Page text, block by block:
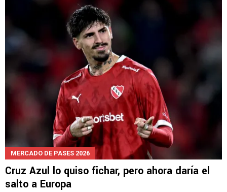
MERCADO DE PASES 2026
Cruz Azul lo quiso fichar, pero ahora daría el
salto a Europa